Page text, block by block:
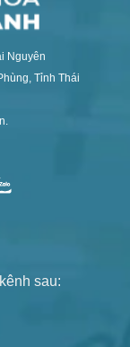
Nguyên
Tỉnh Thái
sau: